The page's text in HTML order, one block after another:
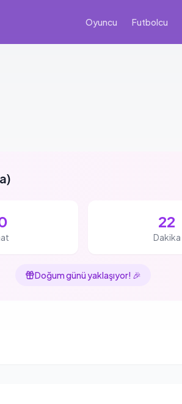
Oyuncu Futbolcu
)
22
Dakika
Doğum günü yaklaşıyor! 🎉